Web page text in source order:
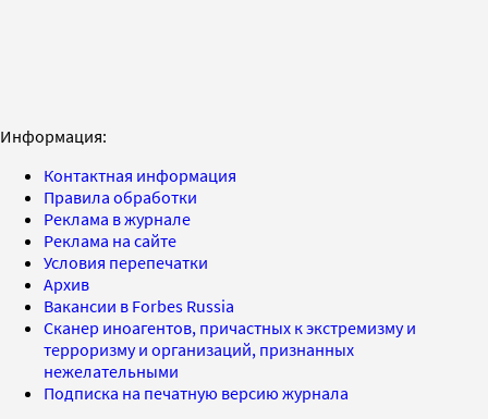
Информация:
Контактная информация
Правила обработки
Реклама в журнале
Реклама на сайте
Условия перепечатки
Архив
Вакансии в Forbes Russia
Сканер иноагентов, причастных к экстремизму и
терроризму и организаций, признанных
нежелательными
Подписка на печатную версию журнала